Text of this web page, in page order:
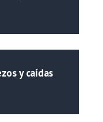
y caídas